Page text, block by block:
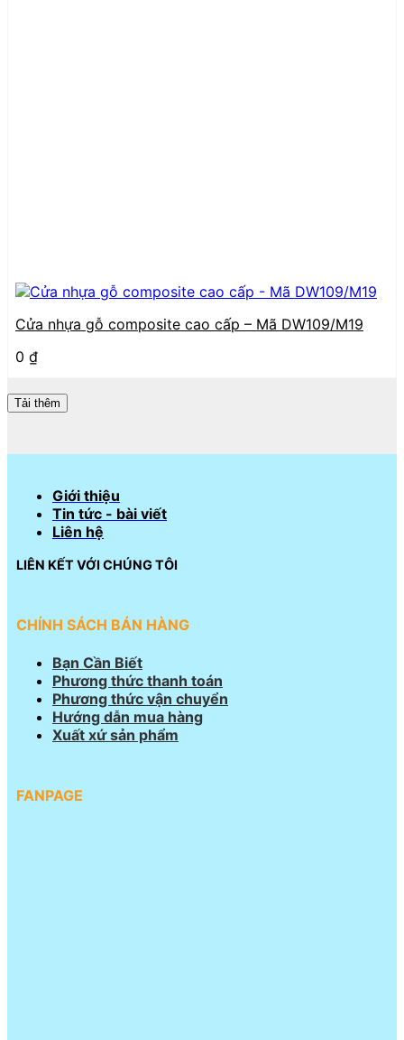
Cửa nhựa gỗ composite cao cấp – Mã DW109/M19
0 ₫
Tải thêm
Giới thiệu
Tin tức - bài viết
Liên hệ
LIÊN KẾT VỚI CHÚNG TÔI
CHÍNH SÁCH BÁN HÀNG
Bạn Cần Biết
Phương thức thanh toán
Phương thức vận chuyển
Hướng dẫn mua hàng
Xuất xứ sản phẩm
FANPAGE